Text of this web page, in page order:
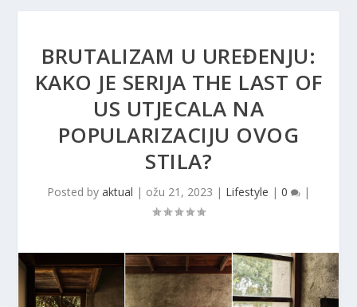
BRUTALIZAM U UREĐENJU:
KAKO JE SERIJA THE LAST OF
US UTJECALA NA
POPULARIZACIJU OVOG
STILA?
Posted by aktual | ožu 21, 2023 | Lifestyle | 0 |